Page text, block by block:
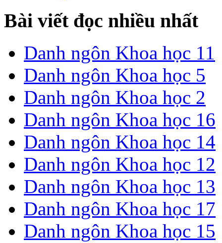
Bài viết đọc nhiều nhất
Danh ngôn Khoa học 11
Danh ngôn Khoa học 5
Danh ngôn Khoa học 2
Danh ngôn Khoa học 16
Danh ngôn Khoa học 14
Danh ngôn Khoa học 12
Danh ngôn Khoa học 13
Danh ngôn Khoa học 17
Danh ngôn Khoa học 15